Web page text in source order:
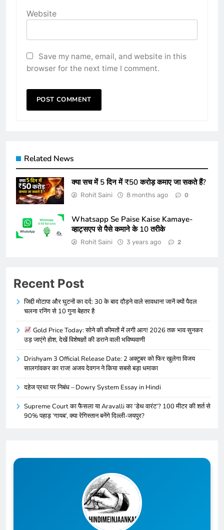
Website
Save my name, email, and website in this
browser for the next time I comment.
Related News
क्या सच में 5 दिन में ₹50 करोड़ कमाए जा सकते हैं?
Rohit Saini 8 months ago 0
Whatsapp Se Paise Kaise Kamaye-
व्हाट्सएप से पैसे कमाने के 10 तरीके
Rohit Saini 3 years ago 2
Recent Post
जिद्दी मोटापा और घुटनों का दर्द: 30 के बाद दौड़ने वाले सावधान! जानें क्यों पैदल
चलना रनिंग से 10 गुना बेहतर है
Gold Price Today: सोने की कीमतों में लगी आग! 2026 तक भाव सुनकर
उड़ जाएंगे होश, देखें विशेषज्ञों की डराने वाली भविष्यवाणी
Drishyam 3 Official Release Date: 2 अक्टूबर को फिर खुलेगा विजय
सालगांवकर का राज! अजय देवगन ने किया सबसे बड़ा धमाका
दहेज प्रथा पर निबंध – Dowry System Essay in Hindi
Supreme Court का फैसला या Aravalli का ‘डेथ वारंट’? 100 मीटर की शर्त से
90% पहाड़ ‘गायब’, क्या रेगिस्तान बनेंगे दिल्ली-जयपुर?